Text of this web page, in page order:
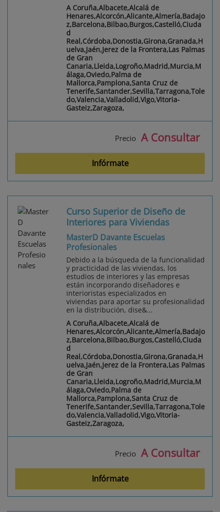
A Coruña,Albacete,Alcalá de
Henares,Alcorcón,Alicante,Almería,Badajo
z,Barcelona,Bilbao,Burgos,Castelló,Ciuda
d
Real,Córdoba,Donostia,Girona,Granada,H
uelva,Jaén,Jerez de la Frontera,Las Palmas
de Gran
Canaria,Lleida,Logroño,Madrid,Murcia,M
álaga,Oviedo,Palma de
Mallorca,Pamplona,Santa Cruz de
Tenerife,Santander,Sevilla,Tarragona,Tole
do,Valencia,Valladolid,Vigo,Vitoria-
Gasteiz,Zaragoza,
Precio A Consultar
Infórmate
Curso Superior de Diseño de
Interiores para Viviendas
MasterD Davante Escuelas
Profesionales
Debido a la búsqueda de la funcionalidad
y practicidad de las viviendas, los
estudios de interiores y las empresas
están incorporando diseñadores e
interioristas especializados en
viviendas para aportar su profesionalidad
en la distribución, dise&...
A Coruña,Albacete,Alcalá de
Henares,Alcorcón,Alicante,Almería,Badajo
z,Barcelona,Bilbao,Burgos,Castelló,Ciuda
d
Real,Córdoba,Donostia,Girona,Granada,H
uelva,Jaén,Jerez de la Frontera,Las Palmas
de Gran
Canaria,Lleida,Logroño,Madrid,Murcia,M
álaga,Oviedo,Palma de
Mallorca,Pamplona,Santa Cruz de
Tenerife,Santander,Sevilla,Tarragona,Tole
do,Valencia,Valladolid,Vigo,Vitoria-
Gasteiz,Zaragoza,
Precio A Consultar
Infórmate